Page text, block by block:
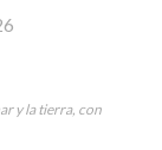
y la tierra, con